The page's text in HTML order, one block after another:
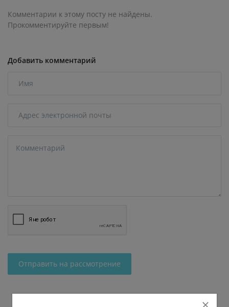
Комментарии к этому посту не найдены.
Прокомментируйте первым!
Добавить комментарий
Отправить на рассмотрение